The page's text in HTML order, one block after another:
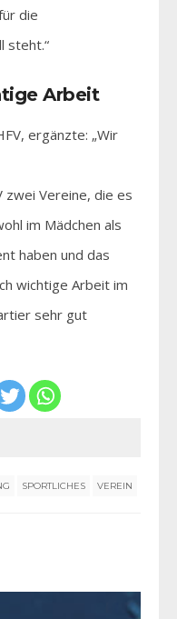
die
steht.“
Arbeit
ergänzte: „Wir
Vereine, die es
im Mädchen als
haben und das
wichtige Arbeit im
sehr gut
SPORTLICHES VEREIN